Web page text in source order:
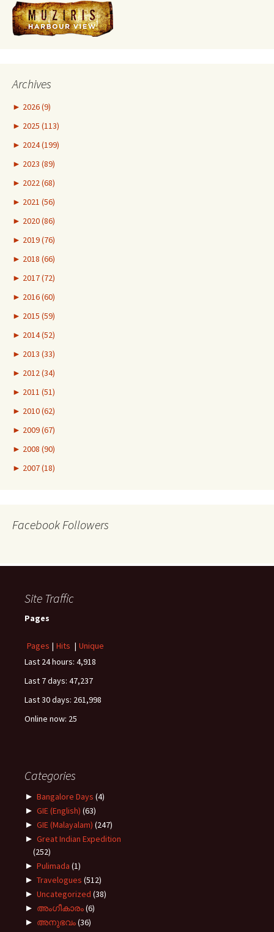
Archives
► 2026 (9)
► 2025 (113)
► 2024 (199)
► 2023 (89)
► 2022 (68)
► 2021 (56)
► 2020 (86)
► 2019 (76)
► 2018 (66)
► 2017 (72)
► 2016 (60)
► 2015 (59)
► 2014 (52)
► 2013 (33)
► 2012 (34)
► 2011 (51)
► 2010 (62)
► 2009 (67)
► 2008 (90)
► 2007 (18)
Facebook Followers
Site Traffic
Pages
Pages | Hits | Unique
Last 24 hours: 4,918
Last 7 days: 47,237
Last 30 days: 261,998
Online now: 25
Categories
► Bangalore Days (4)
► GIE (English) (63)
► GIE (Malayalam) (247)
► Great Indian Expedition
(252)
► Pulimada (1)
► Travelogues (512)
► Uncategorized (38)
► അംഗീകാരം(6)
► അനുഭവം(36)